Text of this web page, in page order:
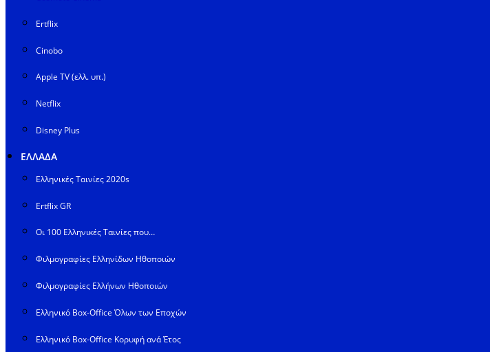
Ertflix
Cinobo
Apple TV (ελλ. υπ.)
Netflix
Disney Plus
ΕΛΛΑΔΑ
Ελληνικές Ταινίες 2020s
Ertflix GR
Οι 100 Ελληνικές Ταινίες που…
Φιλμογραφίες Ελληνίδων Ηθοποιών
Φιλμογραφίες Ελλήνων Ηθοποιών
Ελληνικό Box-Office Όλων των Εποχών
Ελληνικό Box-Office Κορυφή ανά Έτος